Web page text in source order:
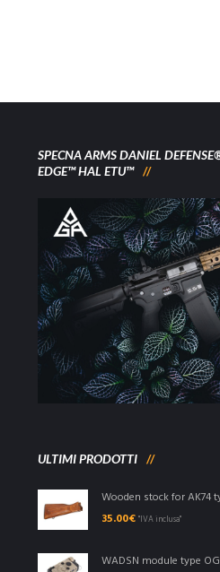
SPECNA ARMS DANIEL
EDGE™ HAL ETU™
ULTIMI PRODOTTI
Wooden stock for AK74
35.00€ "IVA inclusa"
WADSN module type